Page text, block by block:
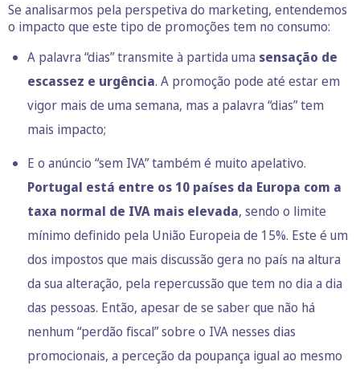
Se analisarmos pela perspetiva do marketing, entendemos
o impacto que este tipo de promoções tem no consumo:
A palavra “dias” transmite à partida uma sensação de
escassez e urgência. A promoção pode até estar em
vigor mais de uma semana, mas a palavra “dias” tem
mais impacto;
E o anúncio “sem IVA” também é muito apelativo.
Portugal está entre os 10 países da Europa com a
taxa normal de IVA mais elevada, sendo o limite
mínimo definido pela União Europeia de 15%. Este é um
dos impostos que mais discussão gera no país na altura
da sua alteração, pela repercussão que tem no dia a dia
das pessoas. Então, apesar de se saber que não há
nenhum “perdão fiscal” sobre o IVA nesses dias
promocionais, a perceção da poupança igual ao mesmo